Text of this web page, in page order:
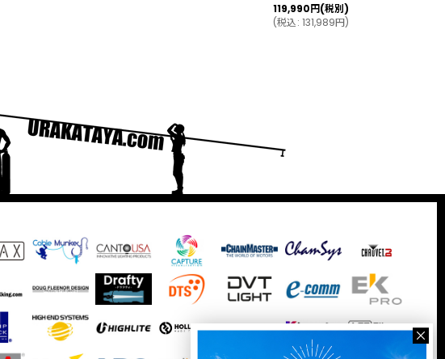
119,990円(税別)
(税込: 131,989円)